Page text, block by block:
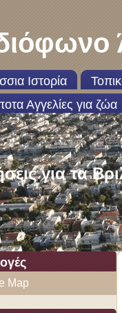
Ιστορία
Αγγελίες για ζώα
για τα
Map